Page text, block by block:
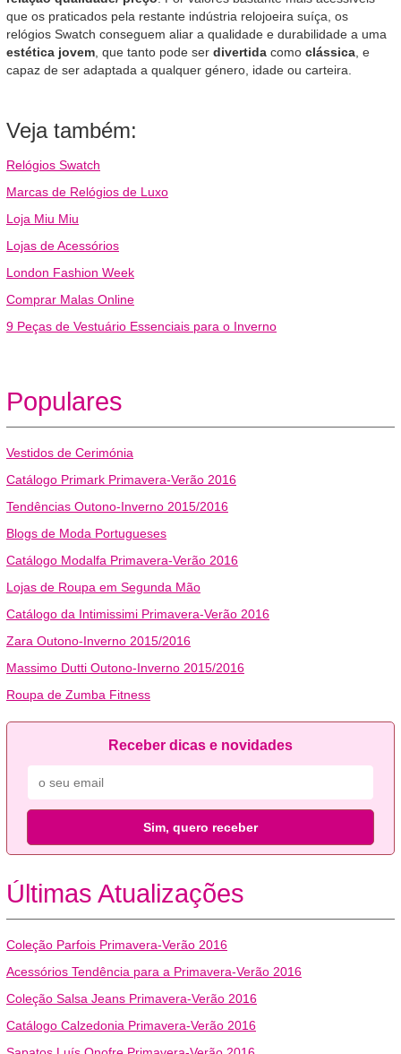
que os praticados pela restante indústria relojoeira suíça, os
relógios Swatch conseguem aliar a qualidade e durabilidade a uma
estética jovem, que tanto pode ser divertida como clássica, e
capaz de ser adaptada a qualquer género, idade ou carteira.
Veja também:
Relógios Swatch
Marcas de Relógios de Luxo
Loja Miu Miu
Lojas de Acessórios
London Fashion Week
Comprar Malas Online
9 Peças de Vestuário Essenciais para o Inverno
Populares
Vestidos de Cerimónia
Catálogo Primark Primavera-Verão 2016
Tendências Outono-Inverno 2015/2016
Blogs de Moda Portugueses
Catálogo Modalfa Primavera-Verão 2016
Lojas de Roupa em Segunda Mão
Catálogo da Intimissimi Primavera-Verão 2016
Zara Outono-Inverno 2015/2016
Massimo Dutti Outono-Inverno 2015/2016
Roupa de Zumba Fitness
Receber dicas e novidades
Sim, quero receber
Últimas Atualizações
Coleção Parfois Primavera-Verão 2016
Acessórios Tendência para a Primavera-Verão 2016
Coleção Salsa Jeans Primavera-Verão 2016
Catálogo Calzedonia Primavera-Verão 2016